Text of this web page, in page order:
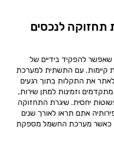
תחזוקה לנכסים
להפקיד בידיים של
קיימות. עם התשתית למערכת
את התקלות בתוך רגעים
וזמינות למתן שירות,
יחסית. שיגרת התחזוקה
אתם תראו לאורך שנים
כאשר מערכת החשמל מספקת